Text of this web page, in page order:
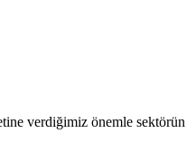
verdiğimiz önemle sektörün